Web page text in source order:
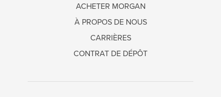
ACHETER MORGAN
À PROPOS DE NOUS
CARRIÈRES
CONTRAT DE DÉPÔT